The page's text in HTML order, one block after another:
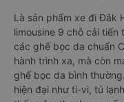
Là sản phẩm xe đi Đắk
limousine 9 chỗ cải
các ghế bọc da chuẩn
hành trình xa, mà còn
ghế bọc da bình
hiện đại như ti-vi, tủ